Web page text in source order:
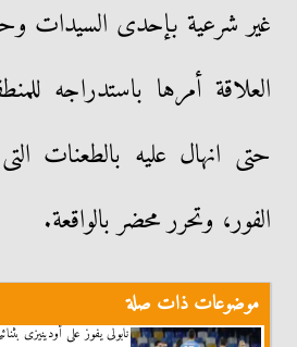
غير شرعية بإحدى السيدات
العلاقة أمرها باستدراجه
حتى انهال عليه بالطعنات
الفور، وتحرر محضر بالواقعة.
موضوعات ذات صلة
نابولى يفوز على أودينيزى